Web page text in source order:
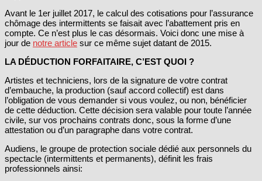
Avant le 1er juillet 2017, le calcul des cotisations pour l’assurance
chômage des intermittents se faisait avec l’abattement pris en
compte. Ce n’est plus le cas désormais. Voici donc une mise à
jour de notre article sur ce même sujet datant de 2015.
LA DÉDUCTION FORFAITAIRE, C’EST QUOI ?
Artistes et techniciens, lors de la signature de votre contrat
d’embauche, la production (sauf accord collectif) est dans
l’obligation de vous demander si vous voulez, ou non, bénéficier
de cette déduction. Cette décision sera valable pour toute l’année
civile, sur vos prochains contrats donc, sous la forme d’une
attestation ou d’un paragraphe dans votre contrat.
Audiens, le groupe de protection sociale dédié aux personnels du
spectacle (intermittents et permanents), définit les frais
professionnels ainsi: